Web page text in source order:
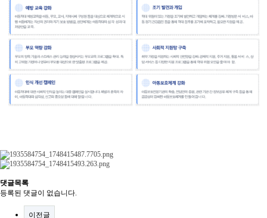
댓글목록
등록된 댓글이 없습니다.
이전글